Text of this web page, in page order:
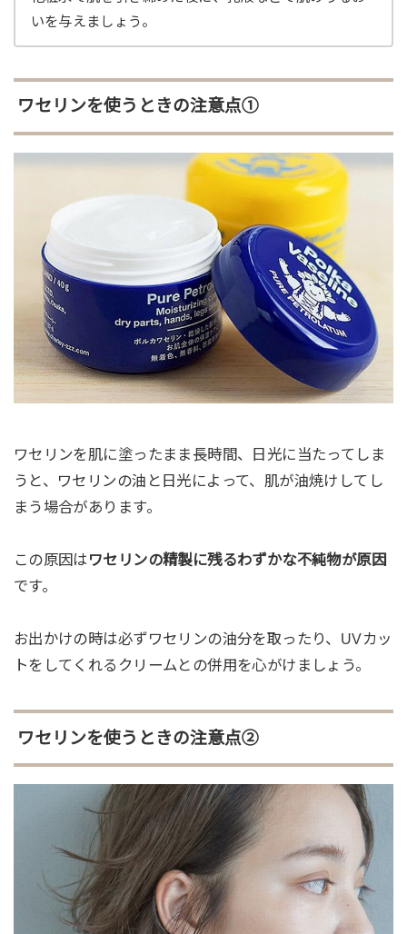
いを与えましょう。
ワセリンを使うときの注意点①
ワセリンを肌に塗ったまま長時間、日光に当たってしま
うと、ワセリンの油と日光によって、肌が油焼けしてし
まう場合があります。
この原因はワセリンの精製に残るわずかな不純物が原因
です。
お出かけの時は必ずワセリンの油分を取ったり、UVカッ
トをしてくれるクリームとの併用を心がけましょう。
ワセリンを使うときの注意点②